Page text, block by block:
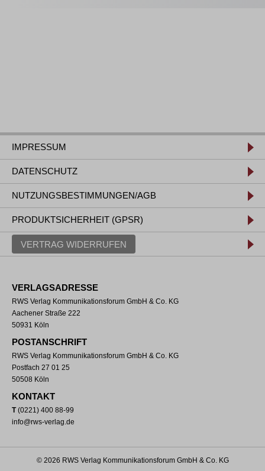
IMPRESSUM
DATENSCHUTZ
NUTZUNGSBESTIMMUNGEN/AGB
PRODUKTSICHERHEIT (GPSR)
VERTRAG WIDERRUFEN
VERLAGSADRESSE
RWS Verlag Kommunikationsforum GmbH & Co. KG
Aachener Straße 222
50931 Köln
POSTANSCHRIFT
RWS Verlag Kommunikationsforum GmbH & Co. KG
Postfach 27 01 25
50508 Köln
KONTAKT
T(0221) 400 88-99
info@rws-verlag.de
© 2026 RWS Verlag Kommunikationsforum GmbH & Co. KG